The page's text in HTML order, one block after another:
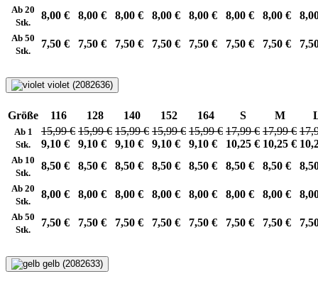
Ab 20
Stk.
8,00 € 8,00 € 8,00 € 8,00 € 8,00 € 8,00 € 8,00 €
Ab 50
Stk.
7,50 € 7,50 € 7,50 € 7,50 € 7,50 € 7,50 € 7,50 €
violet (2082636)
Größe 116 128 140 152 164 S M
Ab 1
Stk.
15,99 €
9,10 €
15,99 €
9,10 €
15,99 €
9,10 €
15,99 €
9,10 €
15,99 €
9,10 €
17,99 €
10,25 €
17,99 €
10,25 €
Ab 10
Stk.
8,50 € 8,50 € 8,50 € 8,50 € 8,50 € 8,50 € 8,50 €
Ab 20
Stk.
8,00 € 8,00 € 8,00 € 8,00 € 8,00 € 8,00 € 8,00 €
Ab 50
Stk.
7,50 € 7,50 € 7,50 € 7,50 € 7,50 € 7,50 € 7,50 €
gelb (2082633)